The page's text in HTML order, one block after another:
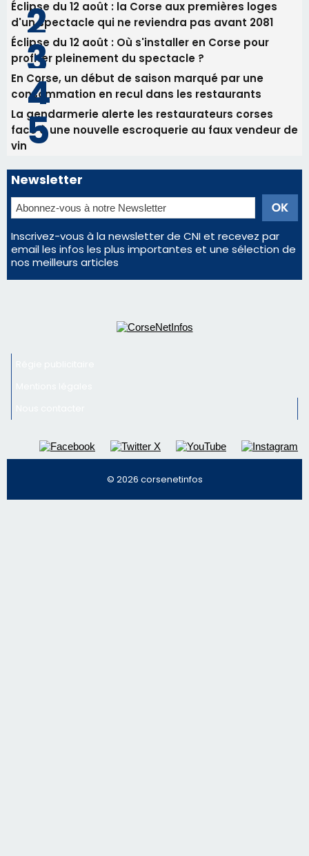
31/07/2026 08:22
82ème anniversaire de la disparition du
Commandant Antoine de Saint Exupery
Les plus lus
Satine Nomary est la nouvelle Miss Corse 2026
Éclipse du 12 août : la Corse aux premières loges
d'un spectacle qui ne reviendra pas avant 2081
Éclipse du 12 août : Où s'installer en Corse pour
profiter pleinement du spectacle ?
En Corse, un début de saison marqué par une
consommation en recul dans les restaurants
nos meilleurs articles